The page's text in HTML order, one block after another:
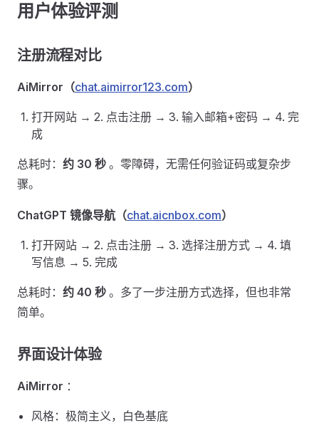
用户体验评测 ​
注册流程对比 ​
AiMirror（chat.aimirror123.com）
打开网站 → 2. 点击注册 → 3. 输入邮箱+密码 → 4. 完
成
总耗时： 约 30 秒 。零障碍，无需任何验证码或复杂步
骤。
ChatGPT 镜像导航（chat.aicnbox.com）
打开网站 → 2. 点击注册 → 3. 选择注册方式 → 4. 填
写信息 → 5. 完成
总耗时： 约 40 秒 。多了一步注册方式选择，但也非常
简单。
界面设计体验 ​
AiMirror ：
风格：极简主义，白色基底